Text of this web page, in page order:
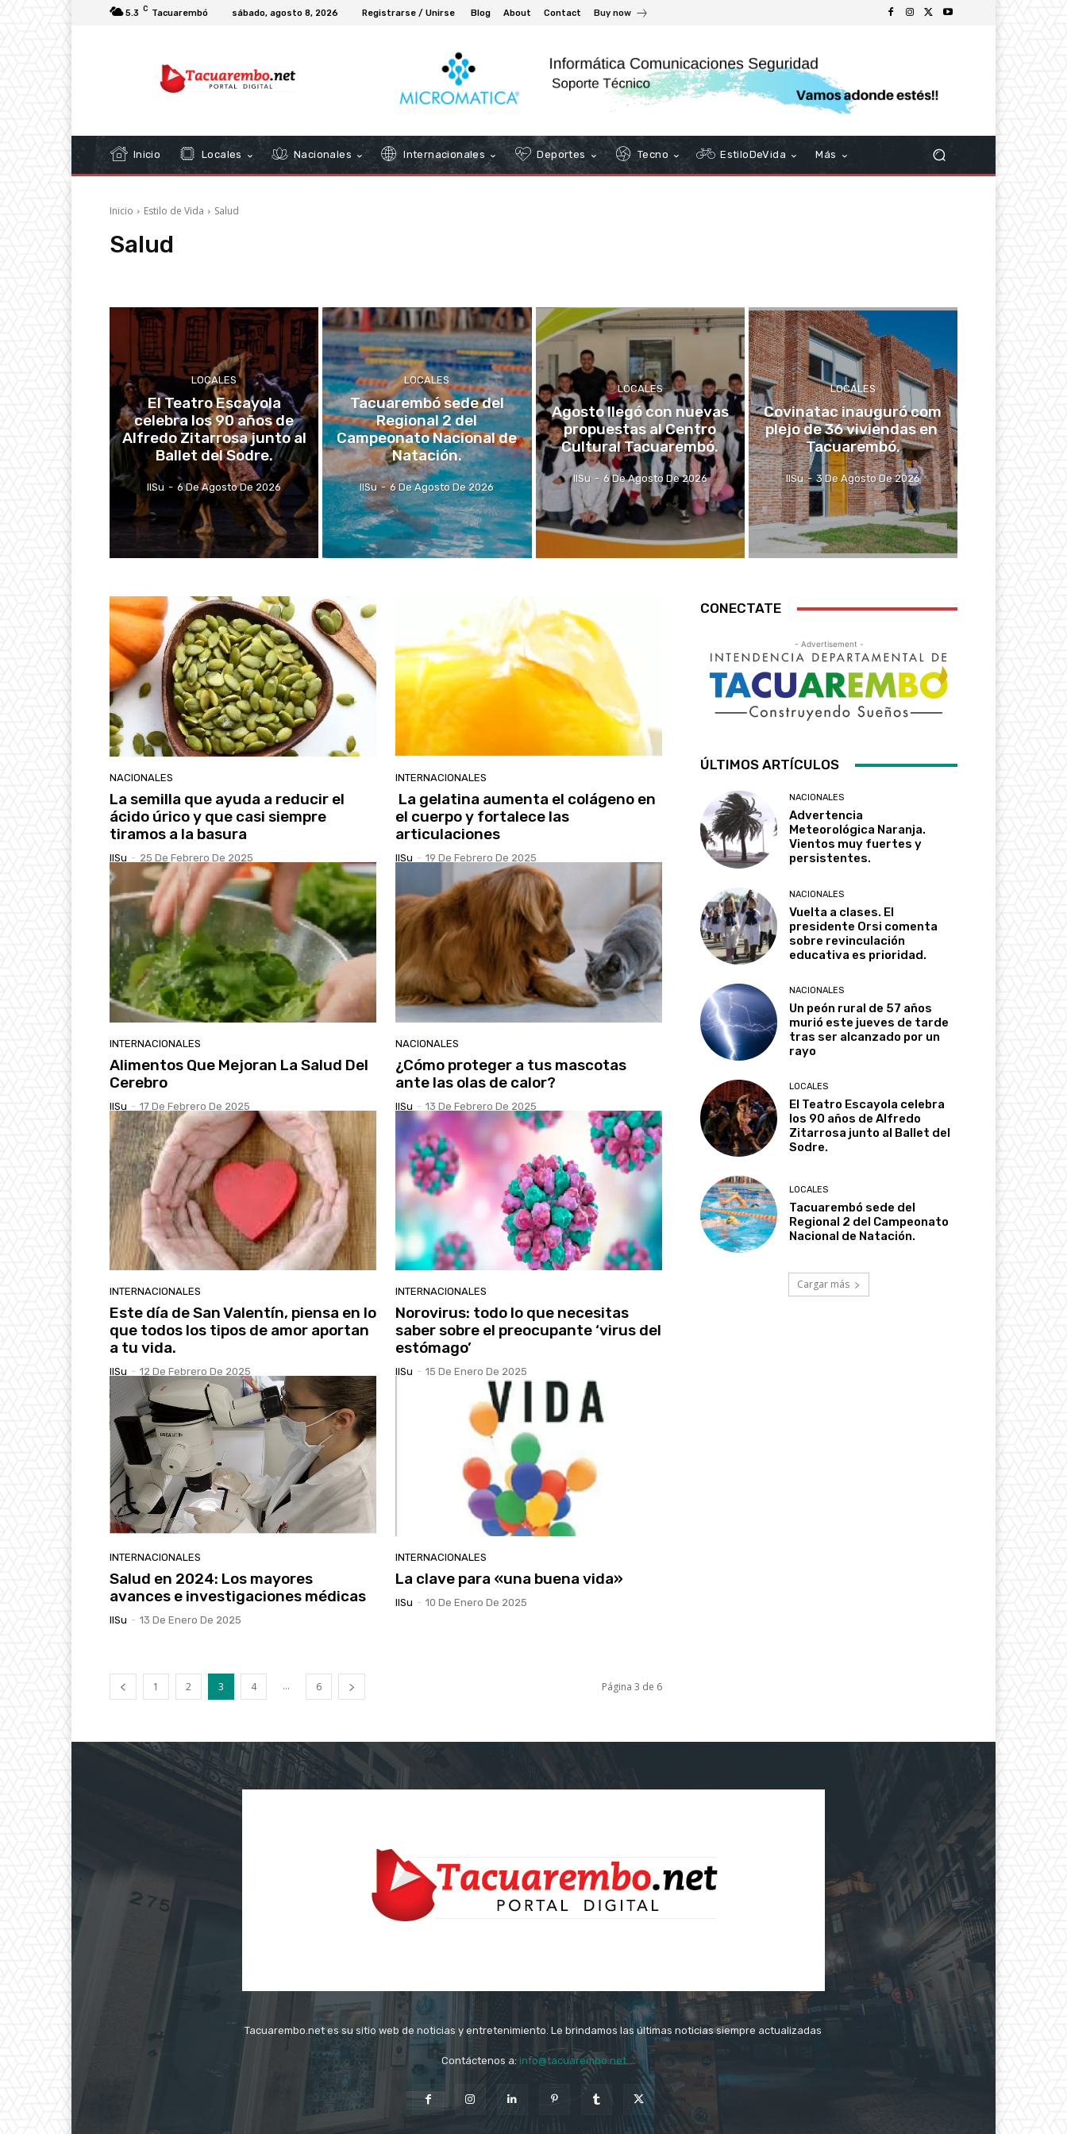
5.3 C Tacuarembó sábado, agosto 8, 2026 Registrarse / Unirse Blog About Contact Buy now
Inicio Locales Nacionales Internacionales Deportes Tecno EstiloDeVida Más
Inicio Estilo de Vida Salud
Salud
LOCALES
El Teatro Escayola
celebra los 90 años de
Alfredo Zitarrosa junto al
Ballet del Sodre.
IlSu - 6 De Agosto De 2026
LOCALES
Tacuarembó sede del
Regional 2 del
Campeonato Nacional de
Natación.
IlSu - 6 De Agosto De 2026
LOCALES
Agosto llegó con nuevas
propuestas al Centro
Cultural Tacuarembó.
IlSu - 6 De Agosto De 2026
LOCALES
Covinatac inauguró com
plejo de 36 viviendas en
Tacuarembó.
IlSu - 3 De Agosto De 2026
NACIONALES
La semilla que ayuda a reducir el
ácido úrico y que casi siempre
tiramos a la basura
IlSu - 25 De Febrero De 2025
INTERNACIONALES
La gelatina aumenta el colágeno en
el cuerpo y fortalece las
articulaciones
IlSu - 19 De Febrero De 2025
INTERNACIONALES
Alimentos Que Mejoran La Salud Del
Cerebro
IlSu - 17 De Febrero De 2025
NACIONALES
¿Cómo proteger a tus mascotas
ante las olas de calor?
IlSu - 13 De Febrero De 2025
INTERNACIONALES
Este día de San Valentín, piensa en lo
que todos los tipos de amor aportan
a tu vida.
IlSu - 12 De Febrero De 2025
INTERNACIONALES
Norovirus: todo lo que necesitas
saber sobre el preocupante ‘virus del
estómago’
IlSu - 15 De Enero De 2025
INTERNACIONALES
Salud en 2024: Los mayores
avances e investigaciones médicas
IlSu - 13 De Enero De 2025
INTERNACIONALES
La clave para «una buena vida»
IlSu - 10 De Enero De 2025
1 2 3 4 ... 6 Página 3 de 6
CONECTATE
- Advertisement -
ÚLTIMOS ARTÍCULOS
NACIONALES
Advertencia
Meteorológica Naranja.
Vientos muy fuertes y
persistentes.
NACIONALES
Vuelta a clases. El
presidente Orsi comenta
sobre revinculación
educativa es prioridad.
NACIONALES
Un peón rural de 57 años
murió este jueves de tarde
tras ser alcanzado por un
rayo
LOCALES
El Teatro Escayola celebra
los 90 años de Alfredo
Zitarrosa junto al Ballet del
Sodre.
LOCALES
Tacuarembó sede del
Regional 2 del Campeonato
Nacional de Natación.
Cargar más
Tacuarembo.net es su sitio web de noticias y entretenimiento. Le brindamos las últimas noticias siempre actualizadas
Contáctenos a: info@tacuarembo.net